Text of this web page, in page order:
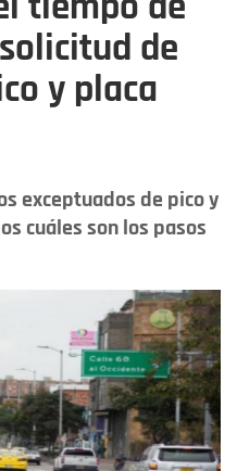
de
y placa
exceptuados de pico y
cuáles son los pasos